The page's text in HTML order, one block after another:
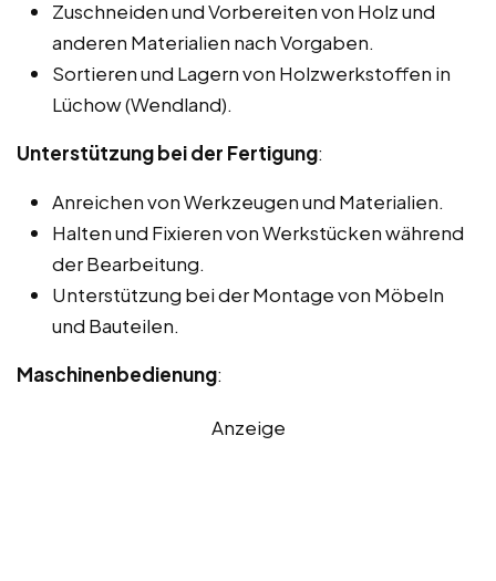
Zuschneiden und Vorbereiten von Holz und
anderen Materialien nach Vorgaben.
Sortieren und Lagern von Holzwerkstoffen in
Lüchow (Wendland).
Unterstützung bei der Fertigung:
Anreichen von Werkzeugen und Materialien.
Halten und Fixieren von Werkstücken während
der Bearbeitung.
Unterstützung bei der Montage von Möbeln
und Bauteilen.
Maschinenbedienung:
Anzeige